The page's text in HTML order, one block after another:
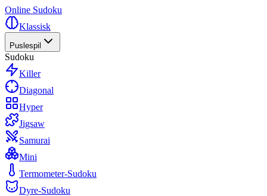
Online Sudoku
Klassisk
Puslespil
Sudoku
Killer
Diagonal
Hyper
Jigsaw
Samurai
Mini
Termometer-Sudoku
Dyre-Sudoku